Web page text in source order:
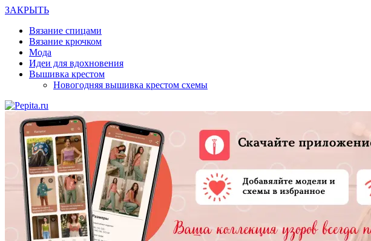
ЗАКРЫТЬ
Вязание спицами
Вязание крючком
Мода
Идеи для вдохновения
Вышивка крестом
Новогодняя вышивка крестом схемы